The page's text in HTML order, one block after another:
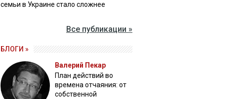
семьи в Украине стало сложнее
Все публикации »
БЛОГИ »
Валерий Пекар
План действий во
времена отчаяния: от
собственной